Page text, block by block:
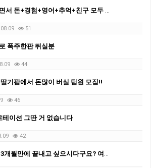
돈+경험+영어+추억+친구 모두 챙겨가실분
51
폭주한판 뛰실분
44
기팜에서 돈많이 버실 팀원 모집!!
46
테이션 그딴 거 없습니다
42
월만에 끝내고 싶으시다구요? 여기로 오세요